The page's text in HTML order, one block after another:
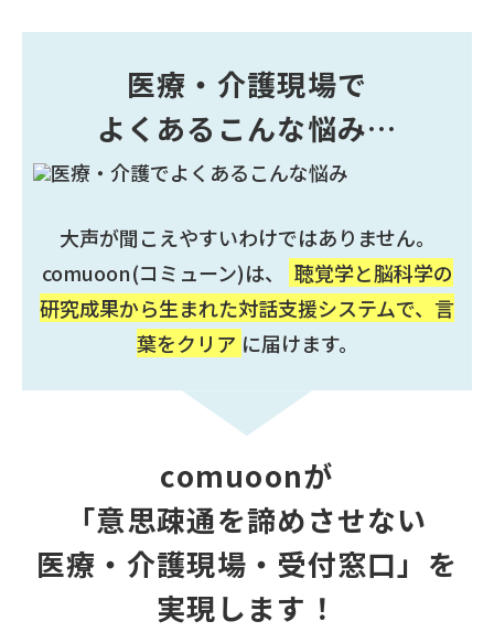
医療・介護現場で
よくあるこんな悩み…
大声が聞こえやすいわけではありません。
comuoon(コミューン)は、
聴覚学と脳科学の
研究成果から生まれた対話支援システムで、言
葉をクリア に届けます。
comuoonが
「意思疎通を諦めさせない
医療・介護現場・受付窓口」を
実現します！